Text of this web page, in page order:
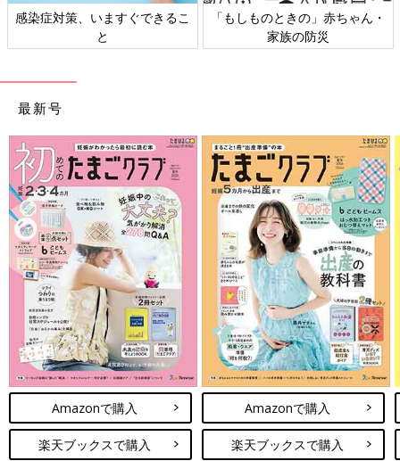
感染症対策、いますぐできるこ
と
「もしものときの」赤ちゃん・
家族の防災
最新号
Amazonで購入
楽天ブックスで購入
Amazonで購入
楽天ブックスで購入